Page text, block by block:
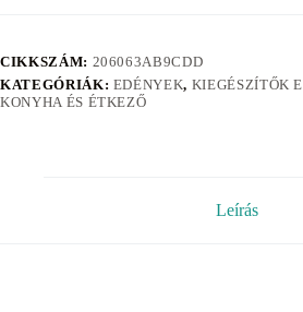
CIKKSZÁM: 206063AB9CDD
KATEGÓRIÁK: EDÉNYEK, KIEGÉSZÍTŐK
KONYHA ÉS ÉTKEZŐ
Leírás